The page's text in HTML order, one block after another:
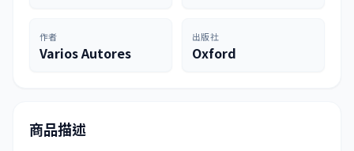
作者
Varios Autores
出版社
Oxford
商品描述